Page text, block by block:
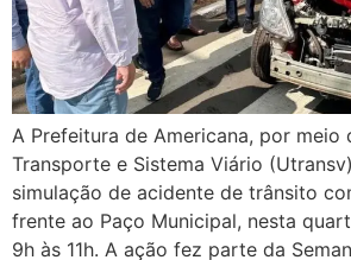
A Prefeitura de Americana, por meio
Transporte e Sistema Viário
simulação de acidente de trânsito
frente ao Paço Municipal, nesta
9h às 11h. A ação fez parte da